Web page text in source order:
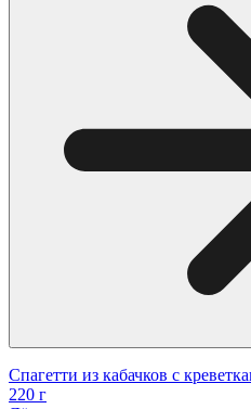
Спагетти из кабачков с
220 г